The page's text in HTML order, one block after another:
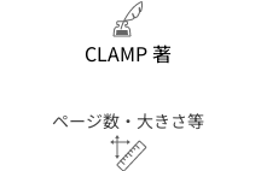
CLAMP 著
ページ数・大きさ等